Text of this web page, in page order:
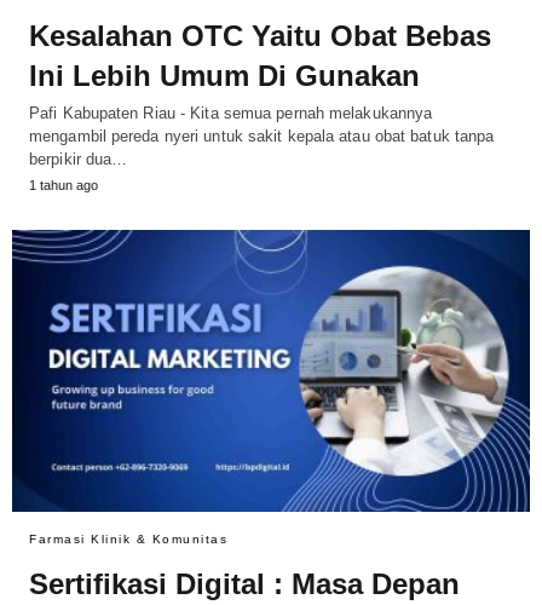
Kesalahan OTC Yaitu Obat Bebas
Ini Lebih Umum Di Gunakan
Pafi Kabupaten Riau - Kita semua pernah melakukannya
mengambil pereda nyeri untuk sakit kepala atau obat batuk tanpa
berpikir dua…
1 tahun ago
Farmasi Klinik & Komunitas
Sertifikasi Digital : Masa Depan